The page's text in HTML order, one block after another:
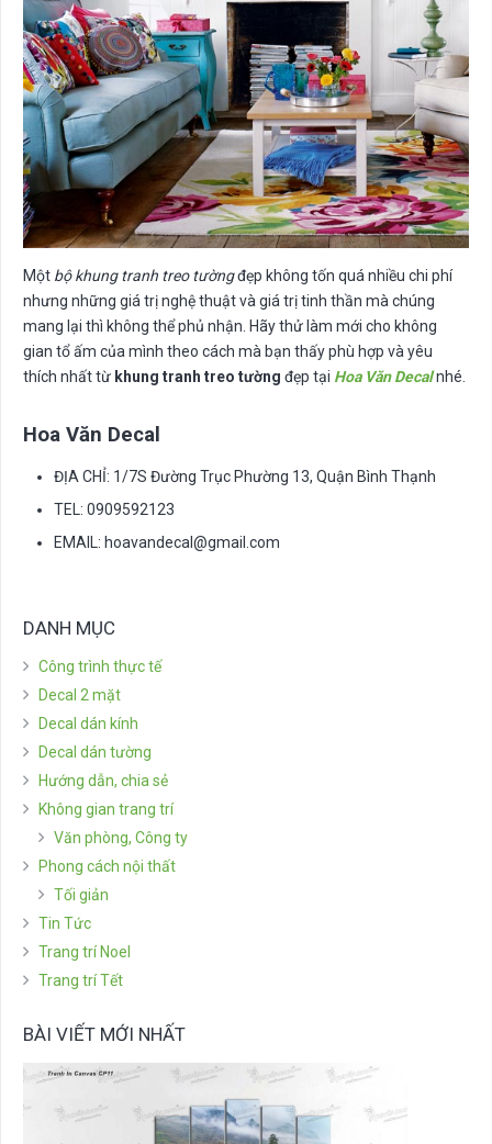
Một bộ khung tranh treo tườngđẹp không tốn quá nhiều chi phí
nhưng những giá trị nghệ thuật và giá trị tinh thần mà chúng
mang lại thì không thể phủ nhận. Hãy thử làm mới cho không
gian tổ ấm của mình theo cách mà bạn thấy phù hợp và yêu
thích nhất từ khung tranh treo tường đẹp tại Hoa Văn Decalnhé.
Hoa Văn Decal
ĐỊA CHỈ: 1/7S Đường Trục Phường 13, Quận Bình Thạnh
TEL: 0909592123
EMAIL: hoavandecal@gmail.com
DANH MỤC
Công trình thực tế
Decal 2 mặt
Decal dán kính
Decal dán tường
Hướng dẫn, chia sẻ
Không gian trang trí
Văn phòng, Công ty
Phong cách nội thất
Tối giản
Tin Tức
Trang trí Noel
Trang trí Tết
BÀI VIẾT MỚI NHẤT